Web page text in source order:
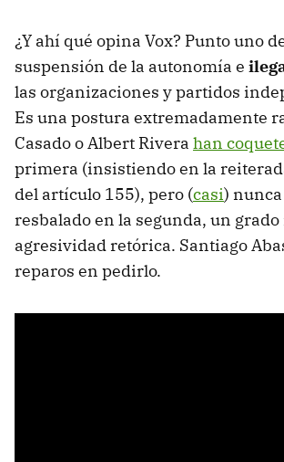
¿Y ahí qué opina Vox? Punto uno
suspensión de la autonomía e
las organizaciones y partidos
Es una postura extremadamente
Casado o Albert Rivera han
primera (insistiendo en la
del artículo 155), pero (casi)
resbalado en la segunda, un grado
agresividad retórica. Santiago
reparos en pedirlo.